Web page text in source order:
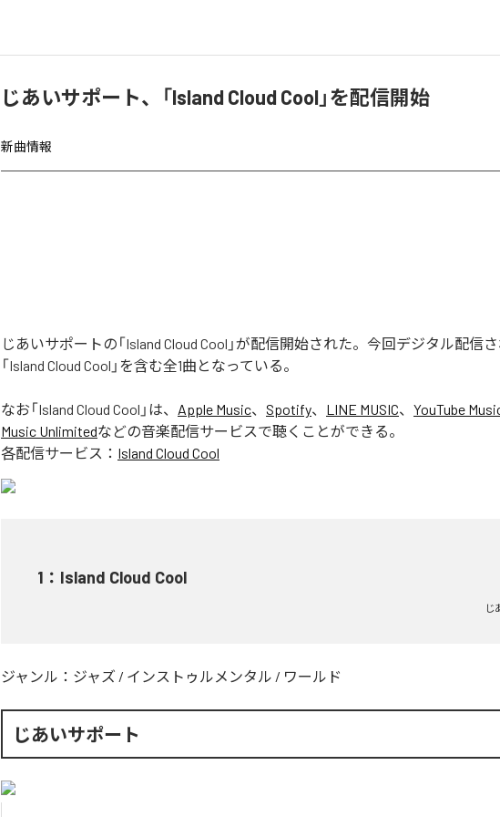
じあいサポート、「Island Cloud Cool」を配信開始
新曲情報
じあいサポートの「Island Cloud Cool」が配信開始された。今回デジタル配信さ
「Island Cloud Cool」を含む全1曲となっている。
なお「Island Cloud Cool 」は、 Apple Music、 Spotify、 LINE MUSIC、 YouTube
Music Unlimitedなどの音楽配信サービスで聴くことができる。
各配信サービス： Island Cloud Cool
1 ： Island Cloud Cool
じ
ジャンル： ジャズ / インストゥルメンタル / ワールド
じあいサポート